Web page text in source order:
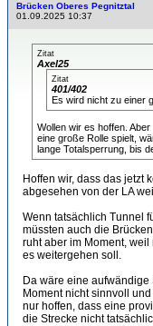
Brücken Oberes Pegnitztal
01.09.2025 10:37
Zitat
Axel25
Zitat
401/402
Es wird nicht zu einer
Wollen wir es hoffen.
eine große Rolle spielt,
lange Totalsperrung, bis
Hoffen wir, dass das jetzt
abgesehen von der LA
Wenn tatsächlich Tunnel
müssten auch die
ruht aber im Moment,
es weitergehen soll.
Da wäre eine
Moment nicht sinnvoll
nur hoffen, dass eine
die Strecke nicht